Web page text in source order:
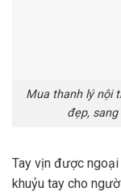
Mua thanh lý nội
đẹp,
Tay vịn được
khuỷu tay cho